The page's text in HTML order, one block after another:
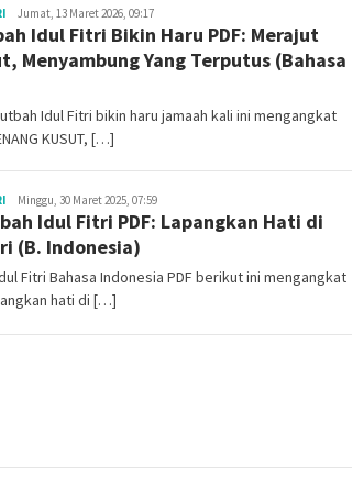
Redaksi
Jumat, 13 Maret 2026, 09:17
Idul Fitri Bikin Haru PDF: Merajut
Menyambung Yang Terputus (Bahasa
Idul Fitri bikin haru jamaah kali ini mengangkat
KUSUT, […]
Redaksi
Minggu, 30 Maret 2025, 07:59
Idul Fitri PDF: Lapangkan Hati di
(B. Indonesia)
Fitri Bahasa Indonesia PDF berikut ini mengangkat
hati di […]